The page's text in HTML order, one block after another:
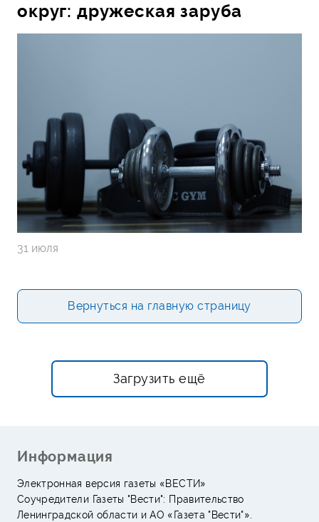
округ: дружеская заруба
31 июля
Вернуться на главную страницу
Загрузить ещё
Информация
Электронная версия газеты «ВЕСТИ»
Соучредители Газеты "Вести": Правительство
Ленинградской области и АО «Газета "Вести"».